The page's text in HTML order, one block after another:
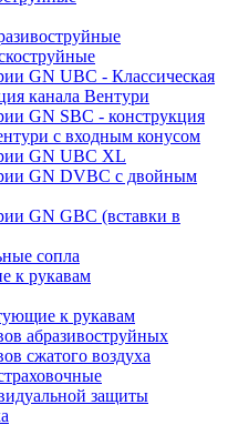
GN UBC - Классическая
канала Вентури
GN SBC - конструкция
c входным конусом
GN UBC XL
GN DVBC с двойным
GN GBC (вставки в
сопла
к рукавам
к рукавам
абразивоструйных
сжатого воздуха
защиты